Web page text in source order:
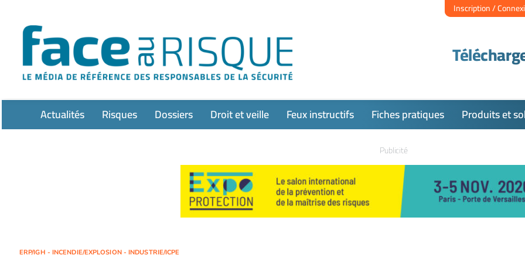
contenu
Inscription /
Actualités Risques Dossiers Droit et veille Feux instructifs Fiches pratiques Produits et
Publicité
ERP/IGH - INCENDIE/EXPLOSION - INDUSTRIE/ICPE